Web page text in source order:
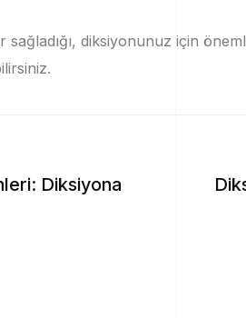
sağladığı, diksiyonunuz için
Diksiyona